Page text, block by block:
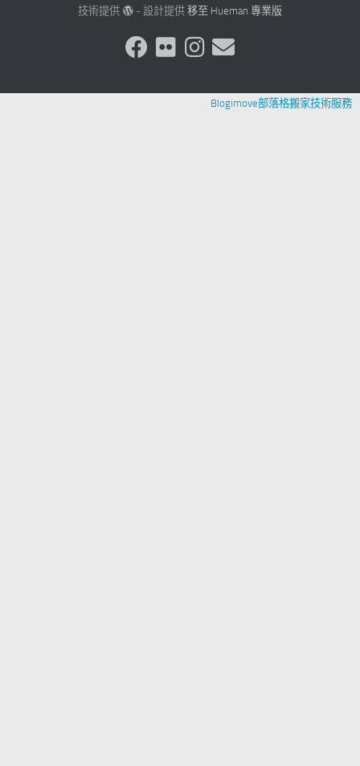
技術提供 - 設計提供 移至 Hueman 專業版
Blogimove部落格搬家技術服務